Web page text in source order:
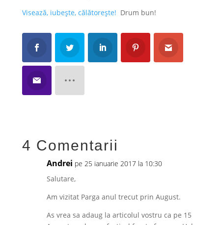
Visează, iubește, călătorește! Drum bun!
4 Comentarii
Andrei pe 25 ianuarie 2017 la 10:30
Salutare,
Am vizitat Parga anul trecut prin August.
As vrea sa adaug la articolul vostru ca pe 15